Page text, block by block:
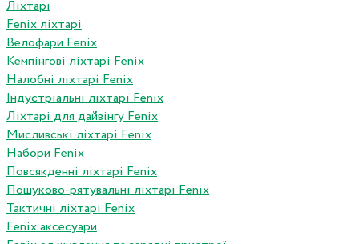
Ліхтарі
Fenix ліхтарі
Велофари Fenix
Кемпінгові ліхтарі Fenix
Налобні ліхтарі Fenix
Індустріальні ліхтарі Fenix
Ліхтарі для дайвінгу Fenix
Мисливські ліхтарі Fenix
Набори Fenix
Повсякденні ліхтарі Fenix
Пошуково-рятувальні ліхтарі Fenix
Тактичні ліхтарі Fenix
Fenix аксесуари